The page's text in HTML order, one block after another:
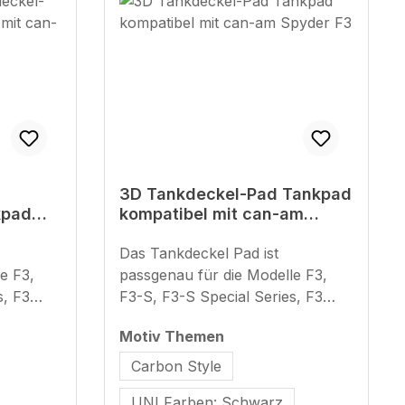
F3,
und
3D Tankdeckel-Pad Tankpad
kompatibel mit can-am
Das Tankdeckel Pad ist
passgenau für die Modelle F3,
F3-S, F3-S Special Series, F3
Series und bietet zuverlässigen
Schutz vor Kratzern, Abrieb und
Beschädigungen im Tankdeckel-
Motiv Themenauswählen
Carbon Style